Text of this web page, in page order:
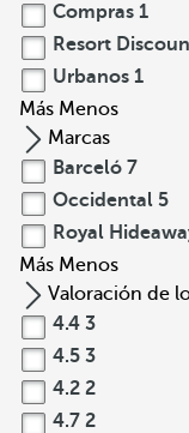
Compras 1
Resort
Urbanos 1
Más Menos
Marcas
Barceló 7
Occidental 5
Royal
Más Menos
Valoración de
4.4 3
4.5 3
4.2 2
4.7 2